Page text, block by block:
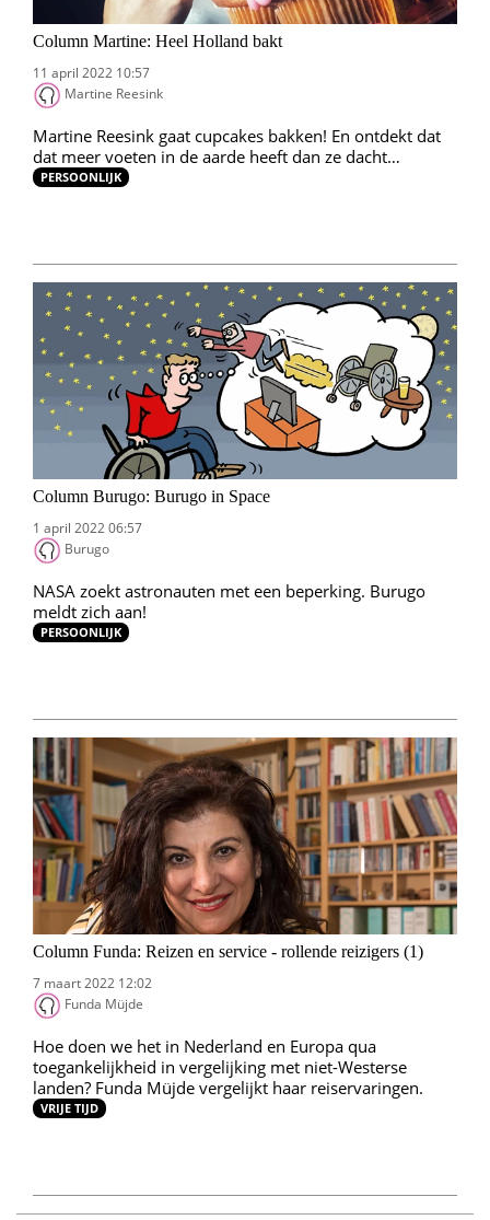
Column Martine: Heel Holland bakt
11 april 2022 10:57
Martine Reesink
Martine Reesink gaat cupcakes bakken! En ontdekt dat
dat meer voeten in de aarde heeft dan ze dacht…
PERSOONLIJK
Column Burugo: Burugo in Space
1 april 2022 06:57
Burugo
NASA zoekt astronauten met een beperking. Burugo
meldt zich aan!
PERSOONLIJK
Column Funda: Reizen en service - rollende reizigers (1)
7 maart 2022 12:02
Funda Müjde
Hoe doen we het in Nederland en Europa qua
toegankelijkheid in vergelijking met niet-Westerse
landen? Funda Müjde vergelijkt haar reiservaringen.
VRIJE TIJD